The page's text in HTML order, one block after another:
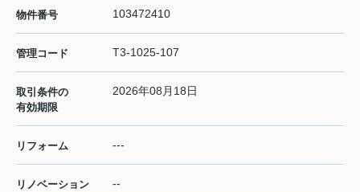
物件番号 103472410
管理コード T3-1025-107
取引条件の
有効期限
2026年08月18日
リフォーム ---
リノベーション --